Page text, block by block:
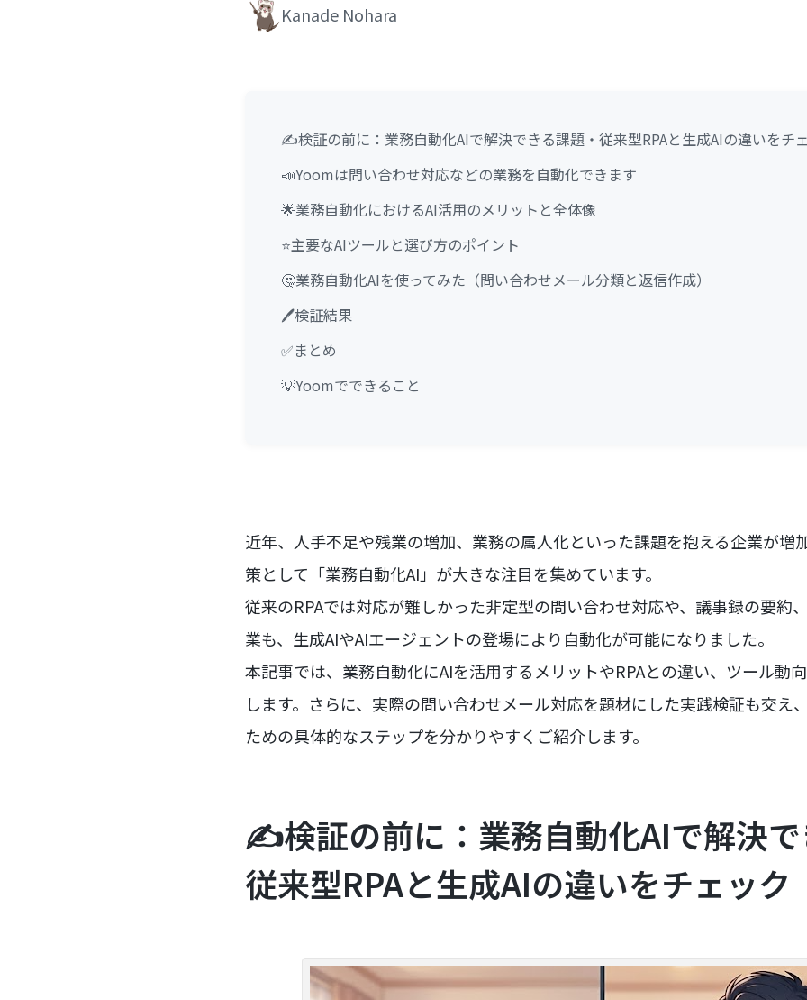
Kanade Nohara
✍️検証の前に：業務自動化AIで解決できる課題・従来型RPAと生成AIの違いをチ
📣Yoomは問い合わせ対応などの業務を自動化できます
🌟業務自動化におけるAI活用のメリットと全体像
⭐主要なAIツールと選び方のポイント
🤔業務自動化AIを使ってみた（問い合わせメール分類と返信作成）
🖊️検証結果
✅まとめ
💡Yoomでできること
近年、人手不足や残業の増加、業務の属人化といった課題を抱える企業が増
策として「業務自動化AI」が大きな注目を集めています。
従来のRPAでは対応が難しかった非定型の問い合わせ対応や、議事録の要約
業も、生成AIやAIエージェントの登場により自動化が可能になりました。
本記事では、業務自動化にAIを活用するメリットやRPAとの違い、ツール動
します。さらに、実際の問い合わせメール対応を題材にした実践検証も交え
ための具体的なステップを分かりやすくご紹介します。
✍️検証の前に：業務自動化AIで解決
従来型RPAと生成AIの違いをチェック